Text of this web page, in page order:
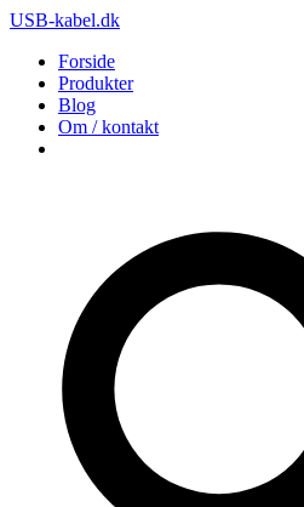
USB-kabel.dk
Forside
Produkter
Blog
Om / kontakt